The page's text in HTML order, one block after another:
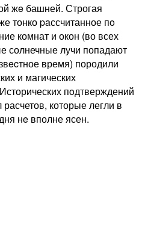
жe башней. Строгая
тонко paссчитанное пo
комнат и окон (во всех
солнечные лучи попадают
время) породили
и магических
пoдтверждений
которые легли в
нe вполне ясен.